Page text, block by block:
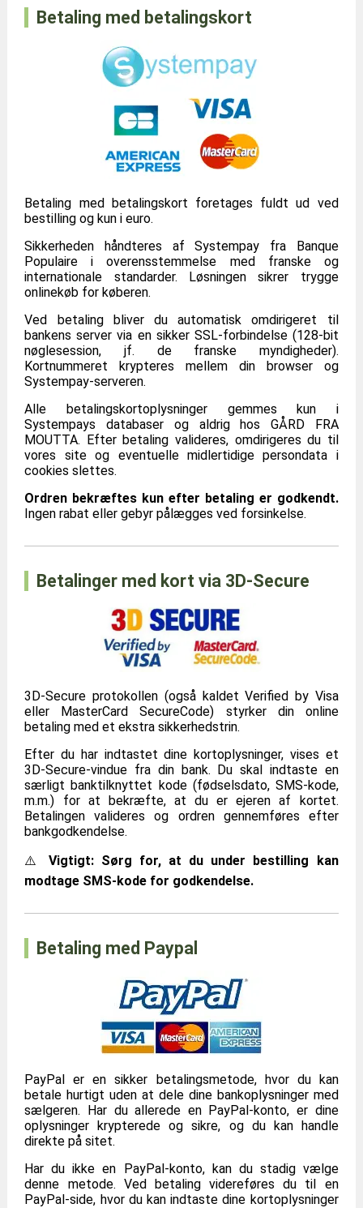
Betaling med betalingskort
Betaling med betalingskort foretages fuldt ud ved
bestilling og kun i euro.
Sikkerheden håndteres af Systempay fra Banque
Populaire i overensstemmelse med franske og
internationale standarder. Løsningen sikrer trygge
onlinekøb for køberen.
Ved betaling bliver du automatisk omdirigeret til
bankens server via en sikker SSL-forbindelse (128-bit
nøglesession, jf. de franske myndigheder).
Kortnummeret krypteres mellem din browser og
Systempay-serveren.
Alle betalingskortoplysninger gemmes kun i
Systempays databaser og aldrig hos GÅRD FRA
MOUTTA. Efter betaling valideres, omdirigeres du til
vores site og eventuelle midlertidige persondata i
cookies slettes.
Ordren bekræftes kun efter betaling er godkendt.
Ingen rabat eller gebyr pålægges ved forsinkelse.
Betalinger med kort via 3D-Secure
3D-Secure protokollen (også kaldet Verified by Visa
eller MasterCard SecureCode) styrker din online
betaling med et ekstra sikkerhedstrin.
Efter du har indtastet dine kortoplysninger, vises et
3D-Secure-vindue fra din bank. Du skal indtaste en
særligt banktilknyttet kode (fødselsdato, SMS-kode,
m.m.) for at bekræfte, at du er ejeren af kortet.
Betalingen valideres og ordren gennemføres efter
bankgodkendelse.
⚠️ Vigtigt: Sørg for, at du under bestilling kan
modtage SMS-kode for godkendelse.
Betaling med Paypal
PayPal er en sikker betalingsmetode, hvor du kan
betale hurtigt uden at dele dine bankoplysninger med
sælgeren. Har du allerede en PayPal-konto, er dine
oplysninger krypterede og sikre, og du kan handle
direkte på sitet.
Har du ikke en PayPal-konto, kan du stadig vælge
denne metode. Ved betaling videreføres du til en
PayPal-side, hvor du kan indtaste dine kortoplysninger